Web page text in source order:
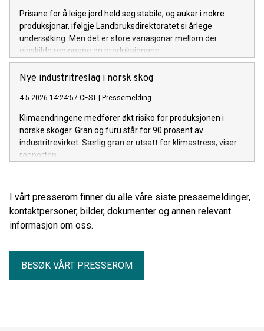
Prisane for å leige jord held seg stabile, og aukar i nokre
produksjonar, ifølgje Landbruksdirektoratet si årlege
undersøking. Men det er store variasjonar mellom dei
einskilde regionane og produksjonane.
Nye industritreslag i norsk skog
4.5.2026 14:24:57 CEST Pressemelding
Klimaendringene medfører økt risiko for produksjonen i
norske skoger. Gran og furu står for 90 prosent av
industritrevirket. Særlig gran er utsatt for klimastress, viser
rapporten.
I vårt presserom finner du alle våre siste pressemeldinger,
kontaktpersoner, bilder, dokumenter og annen relevant
informasjon om oss.
BESØK VÅRT PRESSEROM